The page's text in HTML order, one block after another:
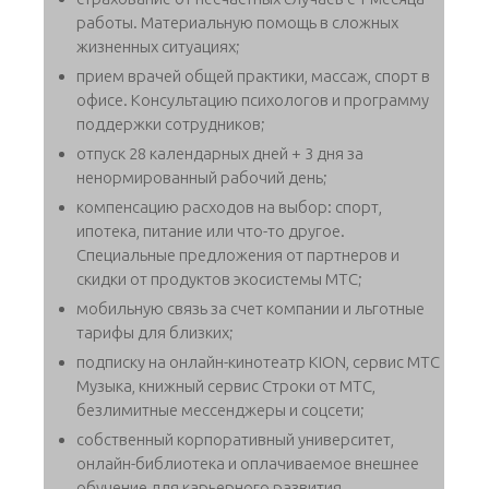
работы. Материальную помощь в сложных
жизненных ситуациях;
прием врачей общей практики, массаж, спорт в
офисе. Консультацию психологов и программу
поддержки сотрудников;
отпуск 28 календарных дней + 3 дня за
ненормированный рабочий день;
компенсацию расходов на выбор: спорт,
ипотека, питание или что-то другое.
Специальные предложения от партнеров и
скидки от продуктов экосистемы МТС;
мобильную связь за счет компании и льготные
тарифы для близких;
подписку на онлайн-кинотеатр KION, сервис МТС
Музыка, книжный сервис Строки от МТС,
безлимитные мессенджеры и соцсети;
собственный корпоративный университет,
онлайн-библиотека и оплачиваемое внешнее